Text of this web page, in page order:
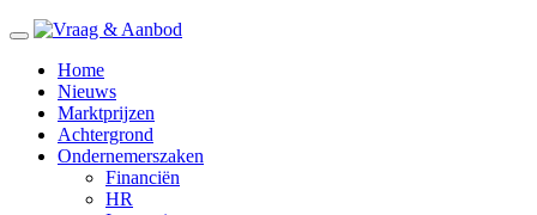
Home
Nieuws
Marktprijzen
Achtergrond
Ondernemerszaken
Financiën
HR